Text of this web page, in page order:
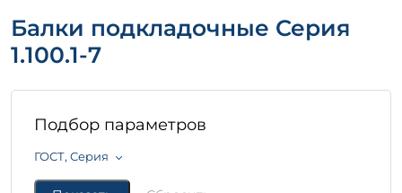
Балки подкладочные Серия
1.100.1-7
Подбор параметров
ГОСТ, Серия